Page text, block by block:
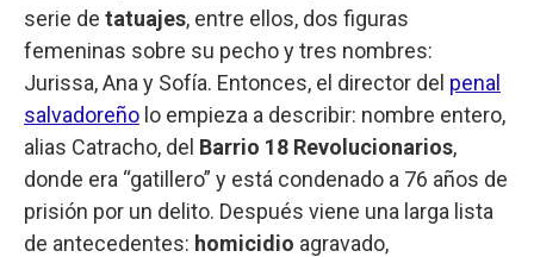
serie de tatuajes, entre ellos, dos figuras
femeninas sobre su pecho y tres nombres:
Jurissa, Ana y Sofía. Entonces, el director del penal
salvadoreño lo empieza a describir: nombre entero,
alias Catracho, del Barrio 18 Revolucionarios,
donde era “gatillero” y está condenado a 76 años de
prisión por un delito. Después viene una larga lista
de antecedentes: homicidio agravado,